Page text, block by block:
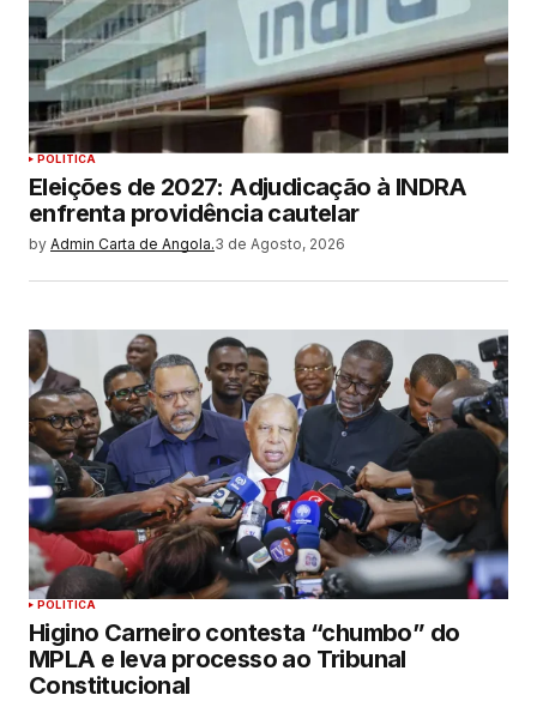
POLITICA
Eleições de 2027: Adjudicação à INDRA
enfrenta providência cautelar
by Admin Carta de Angola.3 de Agosto, 2026
POLITICA
Higino Carneiro contesta “chumbo” do
MPLA e leva processo ao Tribunal
Constitucional